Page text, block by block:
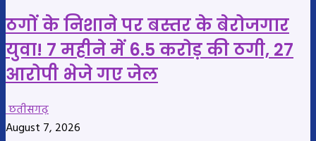
ठगों के निशाने पर बस्तर के बेरोजगार
युवा! 7 महीने में 6.5 करोड़ की ठगी, 27
आरोपी भेजे गए जेल
छतीसगढ़
August 7, 2026